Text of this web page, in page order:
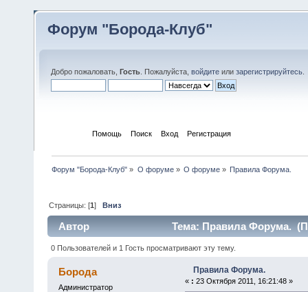
Форум "Борода-Клуб"
Добро пожаловать, Гость . Пожалуйста, войдите или зарегистрируйтесь
Помощь Поиск Вход Регистрация
Форум "Борода-Клуб" » О форуме» О форуме» Правила Форума.
Страницы: [1]Вниз
Автор Тема: Правила Форума.
0 Пользователей и 1 Гость просматривают эту тему.
Борода
Администратор
Правила Форума.
« : 23 Октября 2011, 16:21:48 »